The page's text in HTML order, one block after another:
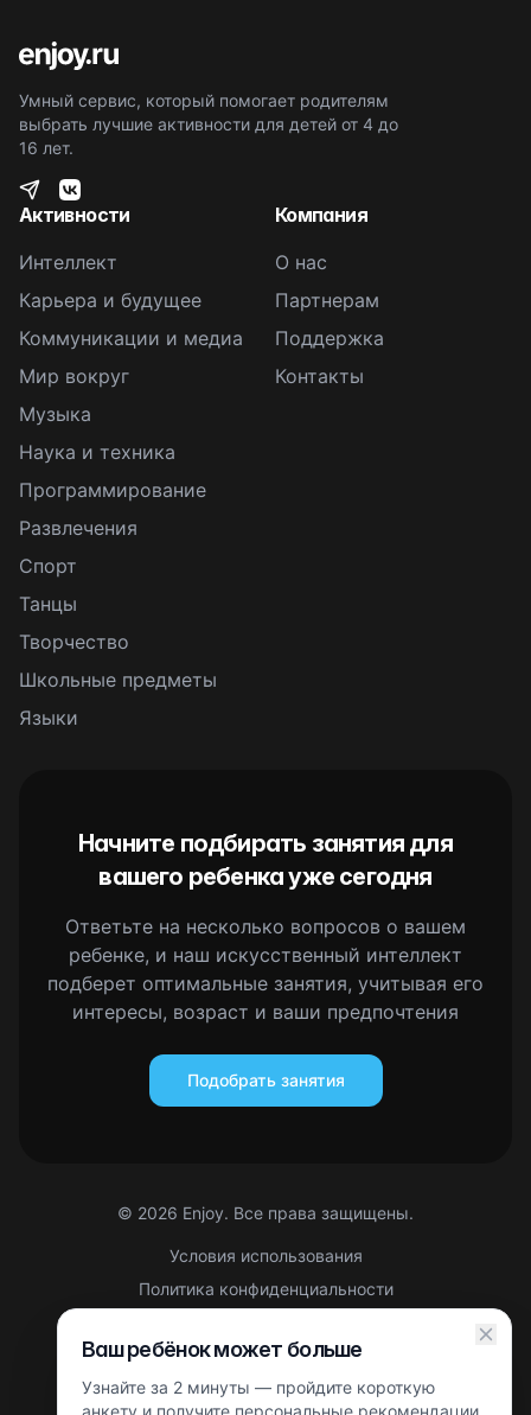
Умный сервис, который помогает родителям
выбрать лучшие активности для детей от 4 до
16 лет.
Активности
Интеллект
Карьера и будущее
Коммуникации и медиа
Мир вокруг
Музыка
Наука и техника
Программирование
Развлечения
Спорт
Танцы
Творчество
Школьные предметы
Языки
Компания
О нас
Партнерам
Поддержка
Контакты
Начните подбирать занятия для
вашего ребенка уже сегодня
Ответьте на несколько вопросов о вашем
ребенке, и наш искусственный интеллект
подберет оптимальные занятия, учитывая его
интересы, возраст и ваши предпочтения
Подобрать занятия
© 2026 Enjoy. Все права защищены.
Условия использования
Политика конфиденциальности
Партнерская оферта
Этот сайт защищен reCAPTCHA. Применяются Политика
конфиденциальности и Условия использования Google.
Ваш ребёнок может больше
Узнайте за 2 минуты — пройдите короткую
анкету и получите персональные рекомендации